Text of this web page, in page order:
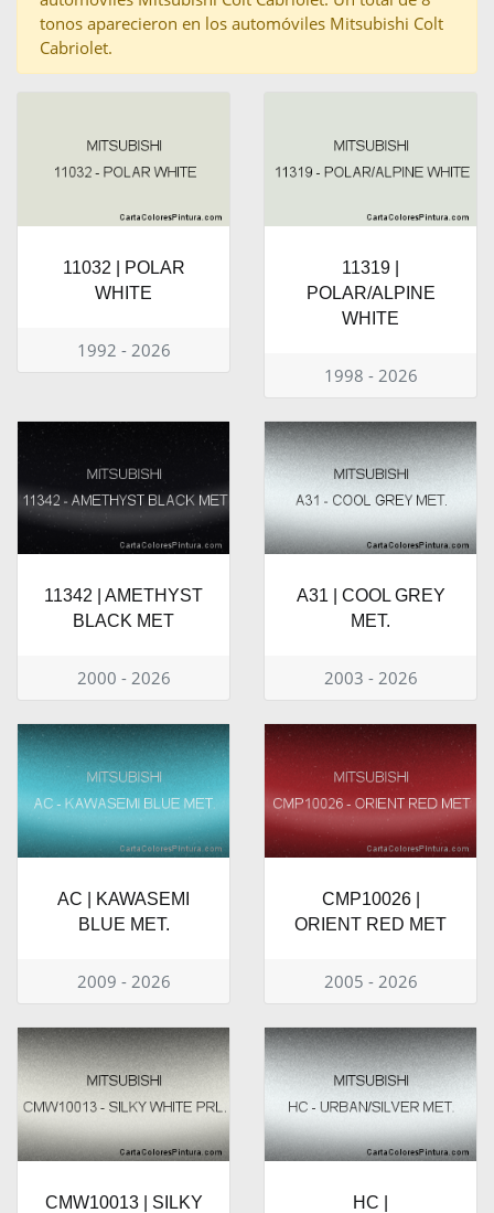
tonos aparecieron en los automóviles Mitsubishi Colt
Cabriolet.
11032 | POLAR
WHITE
1992 - 2026
11319 |
POLAR/ALPINE
WHITE
1998 - 2026
11342 | AMETHYST
BLACK MET
2000 - 2026
A31 | COOL GREY
MET.
2003 - 2026
AC | KAWASEMI
BLUE MET.
2009 - 2026
CMP10026 |
ORIENT RED MET
2005 - 2026
CMW10013 | SILKY
HC |